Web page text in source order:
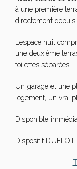
à une première
directement depuis
L’espace nuit
une deuxième
toilettes séparées.
Un garage et une
logement, un vrai
Disponible
Dispositif DUFLOT